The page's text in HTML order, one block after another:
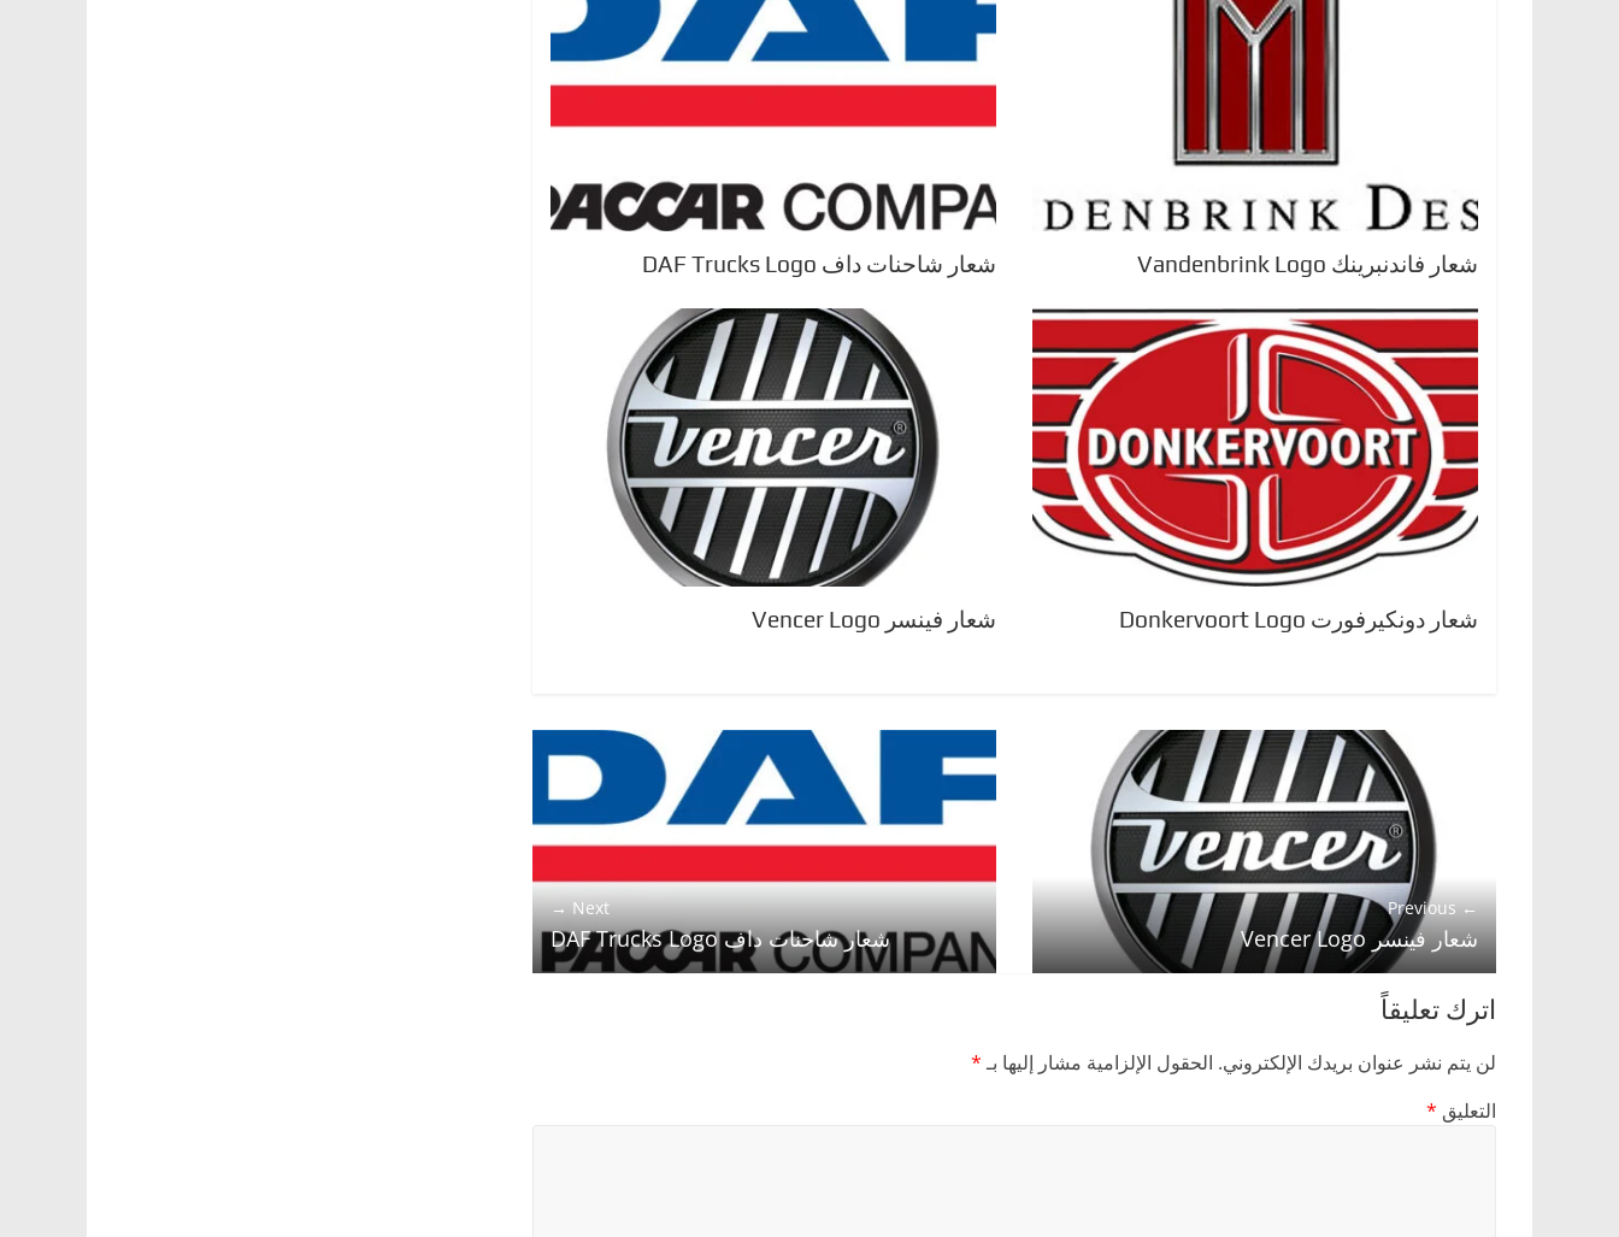
شعار فاندنبرينك Vandenbrink Logo شعار شاحنات داف DAF Trucks Logo
شعار دونكيرفورت Donkervoort Logo شعار فينسر Vencer Logo
← Previous
شعار فينسر Vencer Logo
Next →
شعار شاحنات داف DAF Trucks Logo
اترك تعليقاً
لن يتم نشر عنوان بريدك الإلكتروني. الحقول الإلزامية مشار إليها بـ*
التعليق *